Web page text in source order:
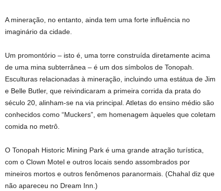
A mineração, no entanto, ainda tem uma forte influência no
imaginário da cidade.
Um promontório – isto é, uma torre construída diretamente acima
de uma mina subterrânea – é um dos símbolos de Tonopah.
Esculturas relacionadas à mineração, incluindo uma estátua de Jim
e Belle Butler, que reivindicaram a primeira corrida da prata do
século 20, alinham-se na via principal. Atletas do ensino médio são
conhecidos como “Muckers”, em homenagem àqueles que coletam
comida no metrô.
O Tonopah Historic Mining Park é uma grande atração turística,
com o Clown Motel e outros locais sendo assombrados por
mineiros mortos e outros fenômenos paranormais. (Chahal diz que
não apareceu no Dream Inn.)